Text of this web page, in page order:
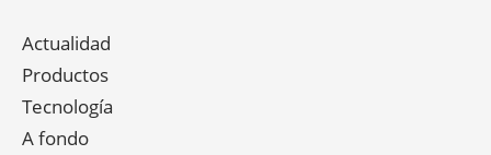
Actualidad
Productos
Tecnología
A fondo